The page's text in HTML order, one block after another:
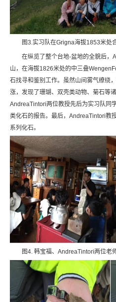
图3.实习队在Grigna海拔1853米处
在纵览了整个台地-盆地的全貌后
山，在海拔1826米处的中三叠
石找寻和鉴别工作。虽然山间雾气缭绕
涨，发现了珊瑚、双壳类动物、菊石等
AndreaTintori两位教授先后为实习队同
类化石的报告。最后，AndreaTintori教
系列化石。
图4. 韩宝福、AndreaTintori两位老